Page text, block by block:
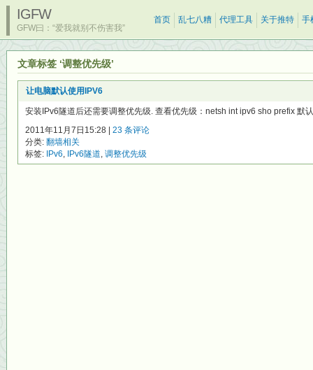
IGFW
GFW曰：“爱我就别不伤害我”
首页 乱七八糟 代理工具 关于推特 手
文章标签 ‘调整优先级’
让电脑默认使用IPV6
安装IPv6隧道后还需要调整优先级. 查看优先级：netsh int ipv6 sho prefix 默
2011年11月7日15:28 | 23 条评论
分类: 翻墙相关
标签: IPv6, IPv6隧道, 调整优先级